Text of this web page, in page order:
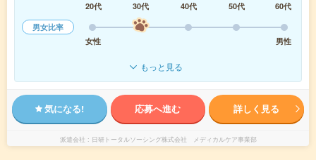
20代
30代 40代 50代
60代
男女比率
女性
男性
もっと見る
気になる! 応募へ進む 詳しく見る
派遣会社 日研トータルソーシング株式会社 メディカルケア事業部